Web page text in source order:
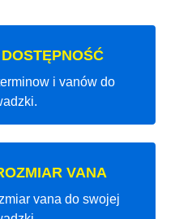
i vanów do
VANA
vana do swojej